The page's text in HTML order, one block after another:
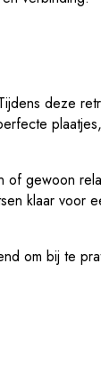
deze
gewoon
klaar voor
om bij te